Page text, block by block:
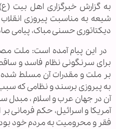
به گزارش خبرگزاری اهل بیت
شیعه به مناسبت پیروزی
دیکتاتوری حسنی مباک، پیامی
در این پیام آمده است: ملت
برای سرنگونی نظام فاسد و
بر ملت و مقدرات آن مسلط شده
به پیروزی برسند و نظامی که
آن در جهان عرب و اسلام ، مبدل
آمریکا و اسرائیل، حکم فرمانی
فقر و محرومیت به مردم خود بود